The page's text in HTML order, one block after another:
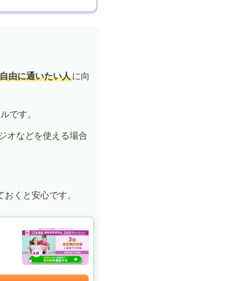
由に通いたい人に向
です。
オなどを使える場合
くと安心です。